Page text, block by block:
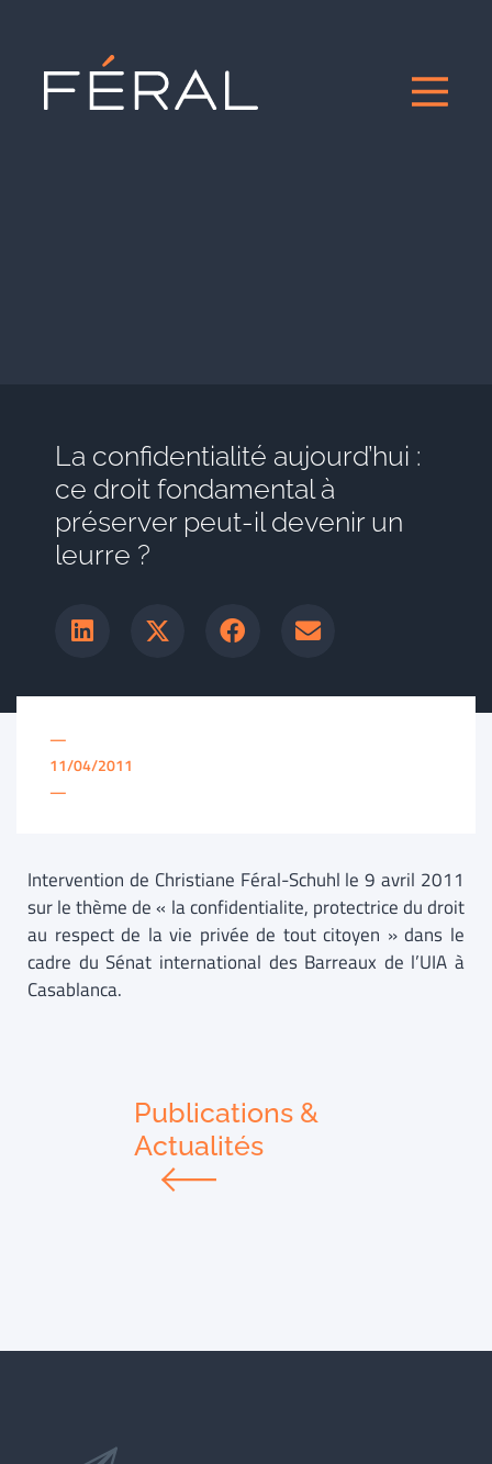
La confidentialité aujourd’hui :
ce droit fondamental à
préserver peut-il devenir un
leurre ?
—
11/04/2011
—
Intervention de Christiane Féral-Schuhl le 9 avril 2011
sur le thème de « la confidentialite, protectrice du droit
au respect de la vie privée de tout citoyen » dans le
cadre du Sénat international des Barreaux de l’UIA à
Casablanca.
Publications &
Actualités